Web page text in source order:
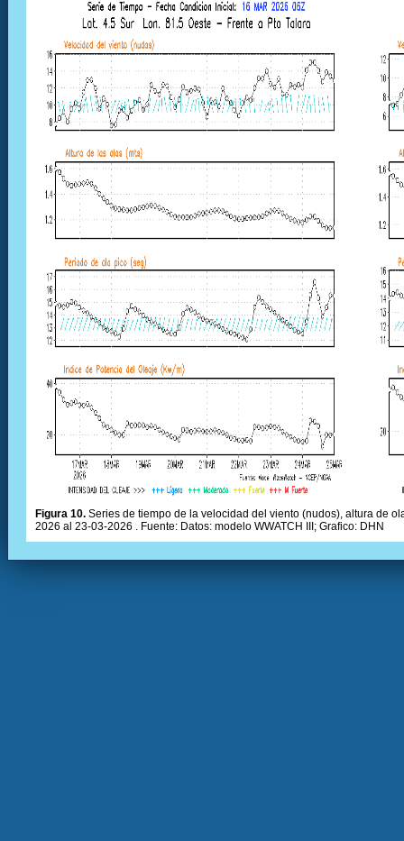
Figura 10. Series de tiempo de la velocidad del viento (nudos), altura de
2026 al 23-03-2026 . Fuente: Datos: modelo WWATCH III; Grafico: DHN